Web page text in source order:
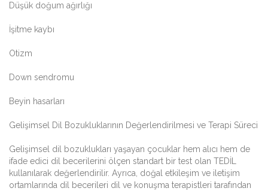
Düşük doğum ağırlığı
İşitme kaybı
Otizm
Down sendromu
Beyin hasarları
Gelişimsel Dil Bozukluklarının Değerlendirilmesi ve Terapi Süreci
Gelişimsel dil bozuklukları yaşayan çocuklar hem alıcı hem de
ifade edici dil becerilerini ölçen standart bir test olan TEDİL
kullanılarak değerlendirilir. Ayrıca, doğal etkileşim ve iletişim
ortamlarında dil becerileri dil ve konuşma terapistleri tarafından